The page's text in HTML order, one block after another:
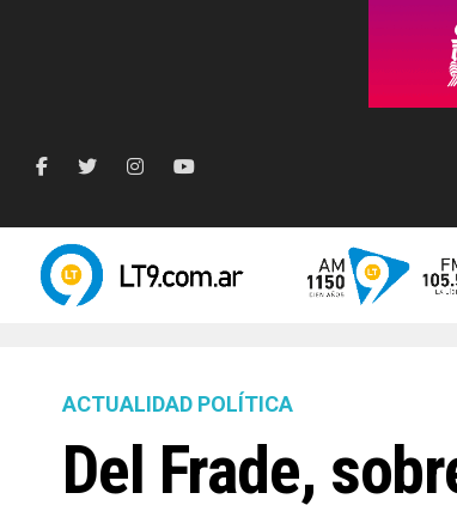
ACTUALIDAD POLÍTICA
Del Frade,